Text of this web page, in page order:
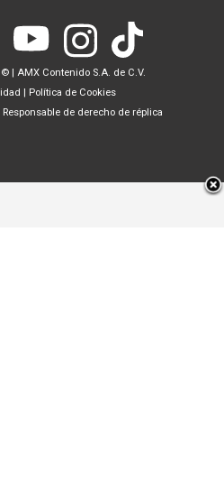
© | AMX Contenido S.A. de C.V.
| Política de Cookies
Responsable de derecho de réplica